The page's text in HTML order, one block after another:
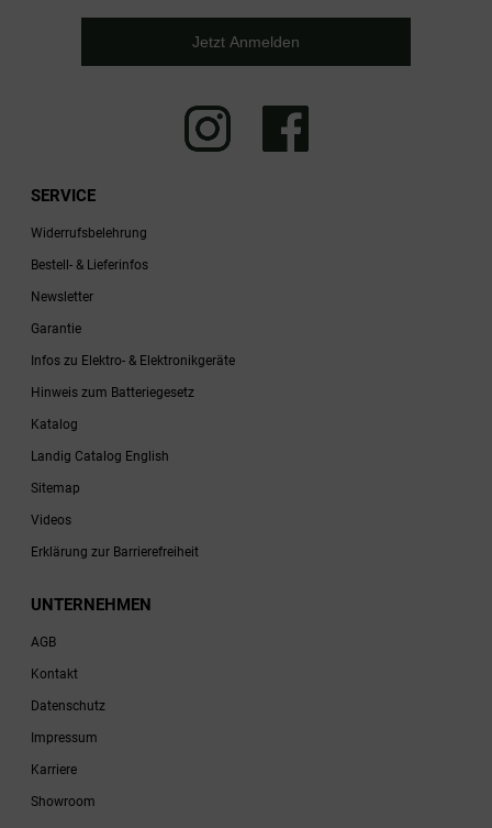
Jetzt Anmelden
SERVICE
Widerrufsbelehrung
Bestell- & Lieferinfos
Newsletter
Garantie
Infos zu Elektro- & Elektronikgeräte
Hinweis zum Batteriegesetz
Katalog
Landig Catalog English
Sitemap
Videos
Erklärung zur Barrierefreiheit
UNTERNEHMEN
AGB
Kontakt
Datenschutz
Impressum
Karriere
Showroom